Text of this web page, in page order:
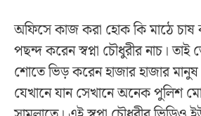
অফিসে কাজ করা হোক কি মাঠে
পছন্দ করেন স্বপ্না চৌধুরীর নাচ।
শোতে ভিড় করেন হাজার হাজার মানুষ।
যেখানে যান সেখানে অনেক পুলিশ